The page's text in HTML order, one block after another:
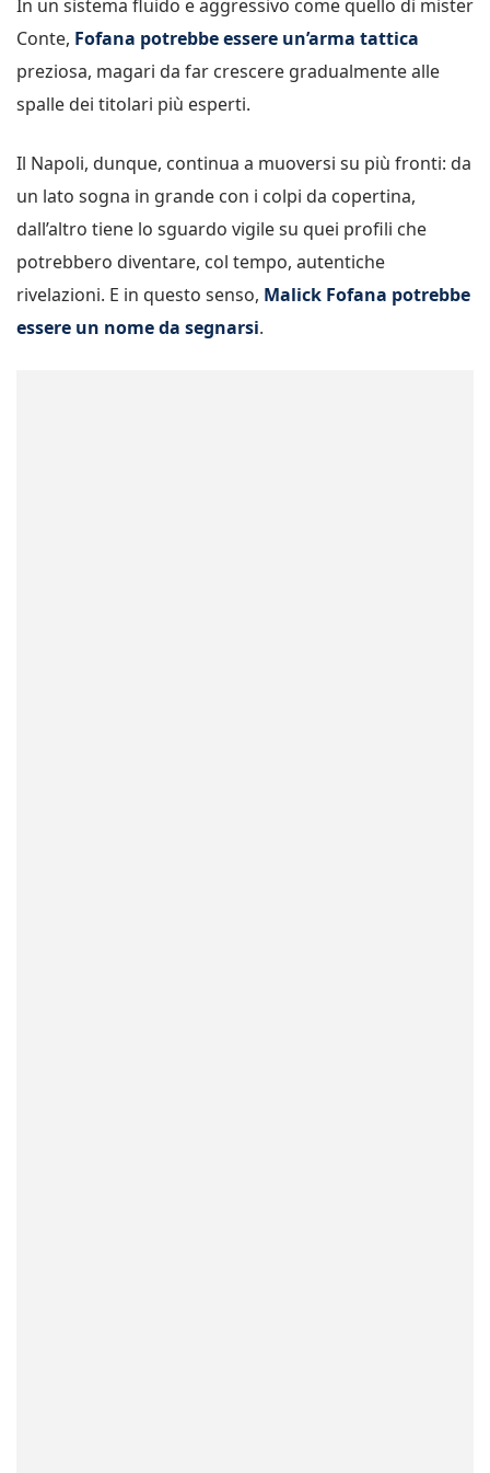
In un sistema fluido e aggressivo come quello di mister
Conte, Fofana potrebbe essere un’arma tattica
preziosa, magari da far crescere gradualmente alle
spalle dei titolari più esperti.
Il Napoli, dunque, continua a muoversi su più fronti: da
un lato sogna in grande con i colpi da copertina,
dall’altro tiene lo sguardo vigile su quei profili che
potrebbero diventare, col tempo, autentiche
rivelazioni. E in questo senso, Malick Fofana potrebbe
essere un nome da segnarsi.